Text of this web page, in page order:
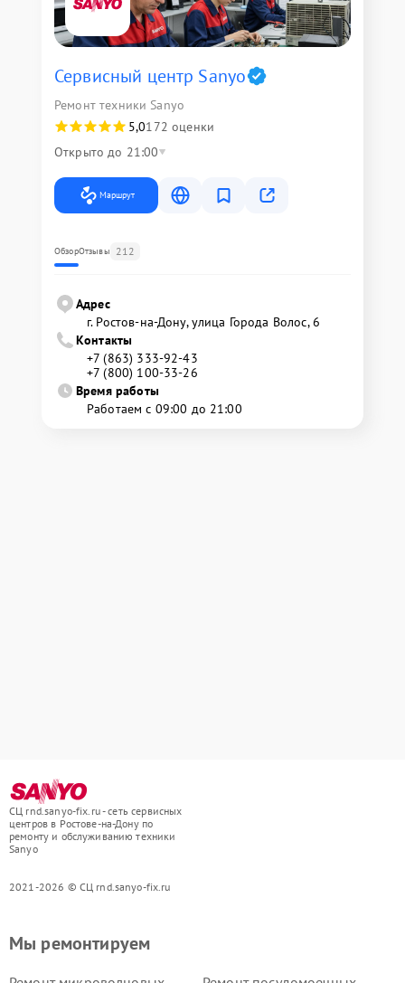
Сервисный центр Sanyo
Ремонт техники Sanyo
5,0172 оценки
Открыто до 21:00
Маршрут
ОбзорОтзывы 212
Адрес
г. Ростов-на-Дону, улица Города Волос, 6
Контакты
+7 (863) 333-92-43
+7 (800) 100-33-26
Время работы
Работаем с 09:00 до 21:00
СЦ rnd.sanyo-fix.ru - сеть сервисных
центров в Ростове-на-Дону по
ремонту и обслуживанию техники
Sanyo
2021-2026 © СЦ rnd.sanyo-fix.ru
Мы ремонтируем